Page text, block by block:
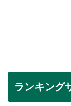
ランキング